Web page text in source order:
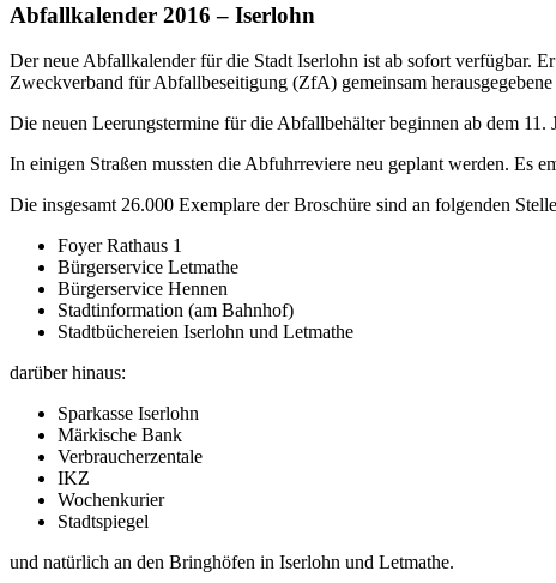
Abfallkalender 2016 – Iserlohn
Der neue Abfallkalender für die Stadt Iserlohn ist ab sofort verfügbar.
Zweckverband für Abfallbeseitigung (ZfA) gemeinsam
Die neuen Leerungstermine für die Abfallbehälter beginnen ab dem
In einigen Straßen mussten die Abfuhrreviere neu geplant werden. Es
Die insgesamt 26.000 Exemplare der Broschüre sind an folgenden
Foyer Rathaus 1
Bürgerservice Letmathe
Bürgerservice Hennen
Stadtinformation (am Bahnhof)
Stadtbüchereien Iserlohn und Letmathe
darüber hinaus:
Sparkasse Iserlohn
Märkische Bank
Verbraucherzentale
IKZ
Wochenkurier
Stadtspiegel
und natürlich an den Bringhöfen in Iserlohn und Letmathe.